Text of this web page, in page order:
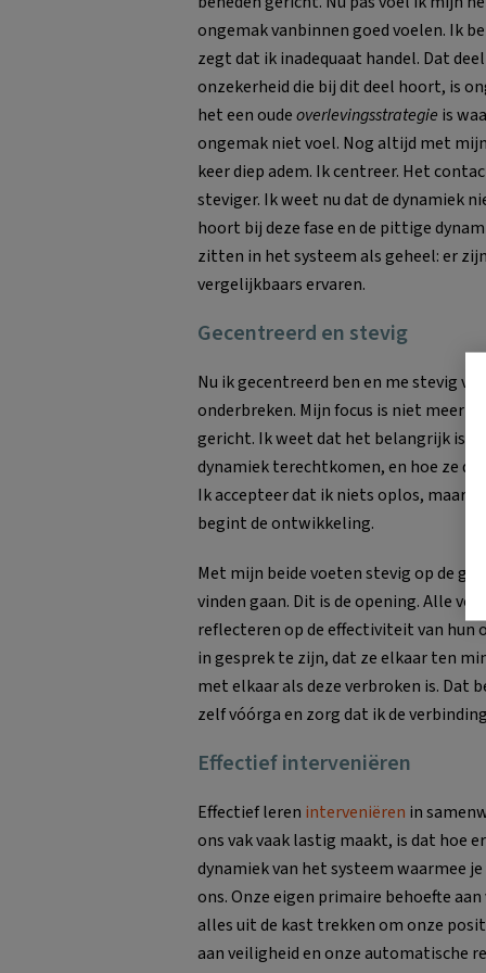
ongemak vanbinnen goed voelen. Ik
zegt dat ik inadequaat handel. Dat
onzekerheid die bij dit deel hoort, is
het een oudeoverlevingsstrategie is
ongemak niet voel. Nog altijd met
keer diep adem. Ik centreer. Het
steviger. Ik weet nu dat de dynamiek
hoort bij deze fase en de pittige
zitten in het systeem als geheel: er
vergelijkbaars ervaren.
Gecentreerd en stevig
Nu ik gecentreerd ben en me stevig
onderbreken. Mijn focus is niet meer
gericht. Ik weet dat het belangrijk is
dynamiek terechtkomen, en hoe ze
Ik accepteer dat ik niets oplos, maar
begint de ontwikkeling.
Met mijn beide voeten stevig op de
vinden gaan. Dit is de opening. Alle
reflecteren op de effectiviteit van hun
in gesprek te zijn, dat ze elkaar ten
met elkaar als deze verbroken is. Dat
zelf vóórga en zorg dat ik de
Effectief interveniëren
Effectief leren interveniëren in
ons vak vaak lastig maakt, is dat hoe
dynamiek van het systeem waarmee
ons. Onze eigen primaire behoefte
alles uit de kast trekken om onze
aan veiligheid en onze automatische